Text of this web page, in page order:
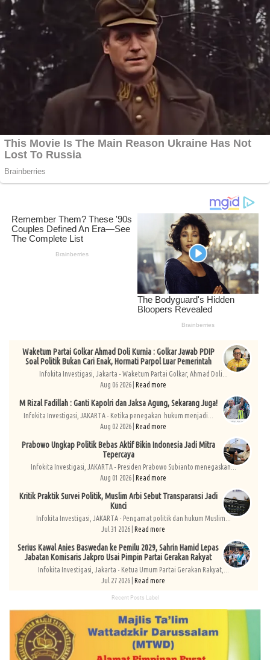
Waketum Partai Golkar Ahmad Doli Kurnia : Golkar Jawab PDIP
Soal Politik Bukan Cari Enak, Hormati Parpol Luar Pemerintah
Infokita Investigasi, Jakarta - Waketum Partai Golkar, Ahmad Doli...
Aug 06 2026 | Read more
M Rizal Fadillah : Ganti Kapolri dan Jaksa Agung, Sekarang Juga!
Infokita Investigasi, JAKARTA - Ketika penegakan hukum menjadi...
Aug 02 2026 | Read more
Prabowo Ungkap Politik Bebas Aktif Bikin Indonesia Jadi Mitra
Tepercaya
Infokita Investigasi, JAKARTA - Presiden Prabowo Subianto menegaskan...
Aug 01 2026 | Read more
Kritik Praktik Survei Politik, Muslim Arbi Sebut Transparansi Jadi
Kunci
Infokita Investigasi, JAKARTA - Pengamat politik dan hukum Muslim...
Jul 31 2026 | Read more
Serius Kawal Anies Baswedan ke Pemilu 2029, Sahrin Hamid Lepas
Jabatan Komisaris Jakpro Usai Pimpin Partai Gerakan Rakyat
Infokita Investigasi, Jakarta - Ketua Umum Partai Gerakan Rakyat,...
Jul 27 2026 | Read more
Recent Posts Label